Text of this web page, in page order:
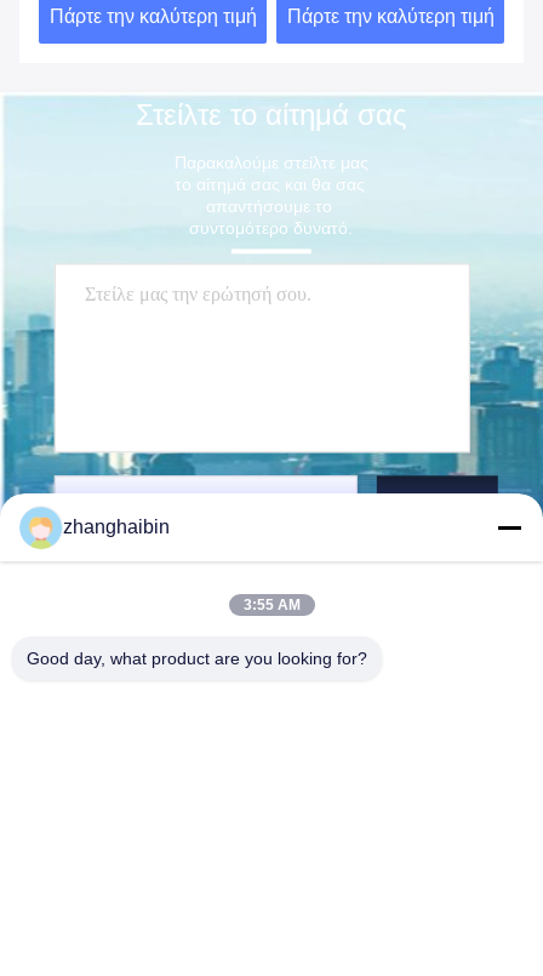
WP316 WP304
Πάρτε την καλύτερη τιμή
WP304 WP316L
Πάρτε την καλύτερη τιμή
Στείλτε το αίτημά σας
Παρακαλούμε στείλτε μας
το αίτημά σας και θα σας
απαντήσουμε το
συντομότερο δυνατό.
zhanghaibin
3:55 AM
Good day, what product are you looking for?